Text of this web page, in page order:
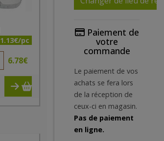
1.13€/pc
6.78€
Paiement de
votre
commande
Le paiement de vos
achats se fera lors
de la réception de
ceux-ci en magasin.
Pas de paiement
en ligne.